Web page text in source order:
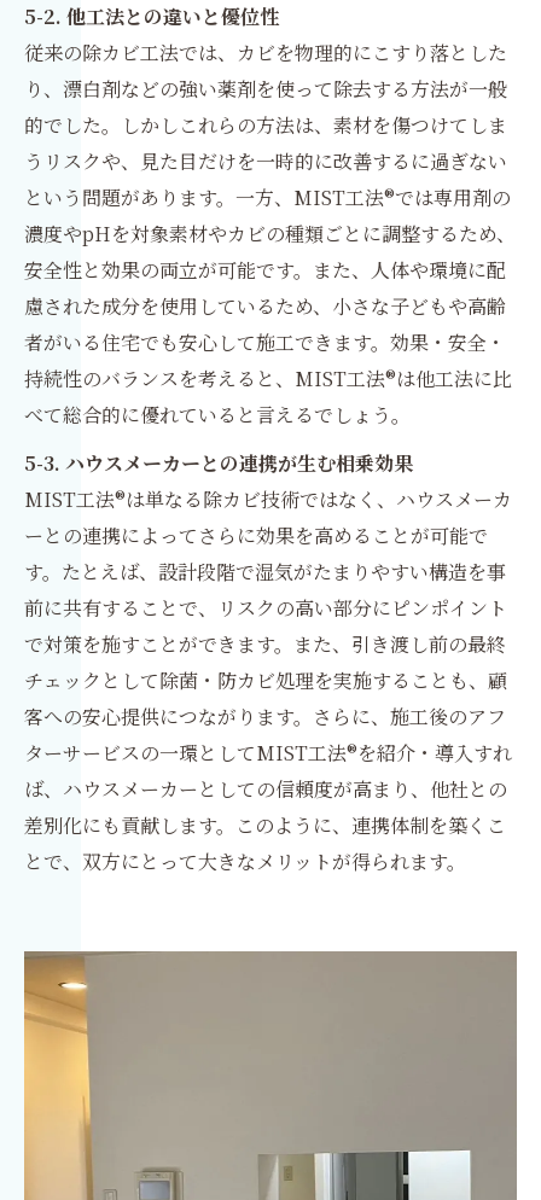
5-2. 他工法との違いと優位性
従来の除カビ工法では、カビを物理的にこすり落とした
り、漂白剤などの強い薬剤を使って除去する方法が一般
的でした。しかしこれらの方法は、素材を傷つけてしま
うリスクや、見た目だけを一時的に改善するに過ぎない
という問題があります。一方、MIST工法®では専用剤の
濃度やpHを対象素材やカビの種類ごとに調整するため、
安全性と効果の両立が可能です。また、人体や環境に配
慮された成分を使用しているため、小さな子どもや高齢
者がいる住宅でも安心して施工できます。効果・安全・
持続性のバランスを考えると、MIST工法®は他工法に比
べて総合的に優れていると言えるでしょう。
5-3. ハウスメーカーとの連携が生む相乗効果
MIST工法®は単なる除カビ技術ではなく、ハウスメーカ
ーとの連携によってさらに効果を高めることが可能で
す。たとえば、設計段階で湿気がたまりやすい構造を事
前に共有することで、リスクの高い部分にピンポイント
で対策を施すことができます。また、引き渡し前の最終
チェックとして除菌・防カビ処理を実施することも、顧
客への安心提供につながります。さらに、施工後のアフ
ターサービスの一環としてMIST工法®を紹介・導入すれ
ば、ハウスメーカーとしての信頼度が高まり、他社との
差別化にも貢献します。このように、連携体制を築くこ
とで、双方にとって大きなメリットが得られます。